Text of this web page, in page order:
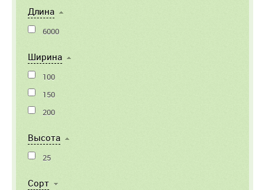
Длина
6000
Ширина
100
150
200
Высота
25
Cорт